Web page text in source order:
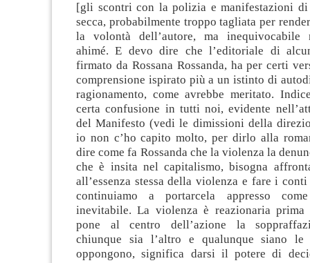
[gli scontri con la polizia e manifestazioni di
secca, probabilmente troppo tagliata per
la volontà dell’autore, ma inequivocabile
ahimé. E devo dire che l’editoriale di
firmato da Rossana Rossanda, ha per certi
comprensione ispirato più a un istinto di
ragionamento, come avrebbe meritato.
certa confusione in tutti noi, evidente
del Manifesto (vedi le dimissioni della
io non c’ho capito molto, per dirlo alla
dire come fa Rossanda che la violenza la
che è insita nel capitalismo, bisogna
all’essenza stessa della violenza e fare i conti
continuiamo a portarcela appresso
inevitabile. La violenza è reazionaria
pone al centro dell’azione la
chiunque sia l’altro e qualunque siano
oppongono, significa darsi il potere di